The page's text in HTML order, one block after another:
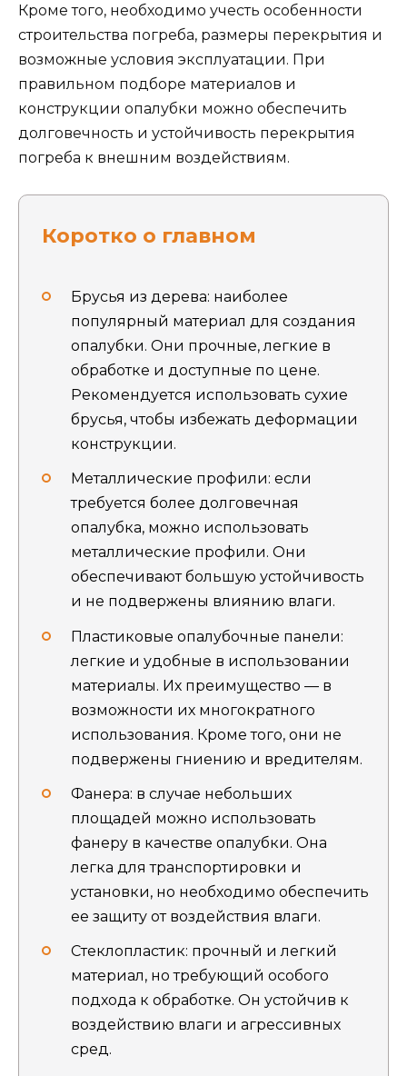
Кроме того, необходимо учесть особенности
строительства погреба, размеры перекрытия и
возможные условия эксплуатации. При
правильном подборе материалов и
конструкции опалубки можно обеспечить
долговечность и устойчивость перекрытия
погреба к внешним воздействиям.
Коротко о главном
Брусья из дерева: наиболее
популярный материал для создания
опалубки. Они прочные, легкие в
обработке и доступные по цене.
Рекомендуется использовать сухие
брусья, чтобы избежать деформации
конструкции.
Металлические профили: если
требуется более долговечная
опалубка, можно использовать
металлические профили. Они
обеспечивают большую устойчивость
и не подвержены влиянию влаги.
Пластиковые опалубочные панели:
легкие и удобные в использовании
материалы. Их преимущество — в
возможности их многократного
использования. Кроме того, они не
подвержены гниению и вредителям.
Фанера: в случае небольших
площадей можно использовать
фанеру в качестве опалубки. Она
легка для транспортировки и
установки, но необходимо обеспечить
ее защиту от воздействия влаги.
Стеклопластик: прочный и легкий
материал, но требующий особого
подхода к обработке. Он устойчив к
воздействию влаги и агрессивных
сред.